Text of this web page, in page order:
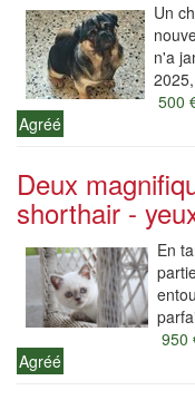
Un
n'a
500
Agréé
Deux
shorthair -
En
950
Agréé